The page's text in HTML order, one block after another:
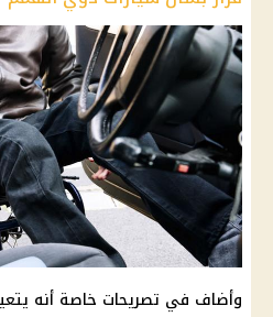
وأضاف في تصريحات خاصة أنه